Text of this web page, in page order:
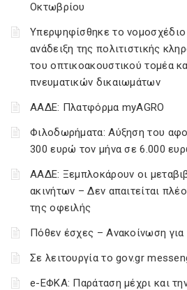
Οκτωβρίου
Υπερψηφίσθηκε το νομοσχέδιο
ανάδειξη της πολιτιστικής
του οπτικοακουστικού τομέα
πνευματικών δικαιωμάτων
ΑΑΔΕ: Πλατφόρμα myAGRO
Φιλοδωρήματα: Αύξηση του
300 ευρώ τον μήνα σε 6.000
ΑΑΔΕ: Ξεμπλοκάρουν οι
ακινήτων – Δεν απαιτείται
της οφειλής
Πόθεν έσχες – Ανακοίνωση
Σε λειτουργία το gov.gr
e-ΕΦΚΑ: Παράταση μέχρι και